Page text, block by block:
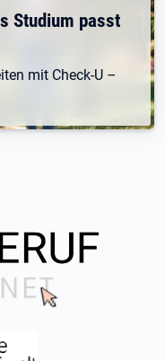
Studium passt
mit Check-U –